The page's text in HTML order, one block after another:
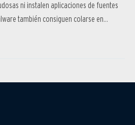
ni instalen aplicaciones de fuentes
también consiguen colarse en...